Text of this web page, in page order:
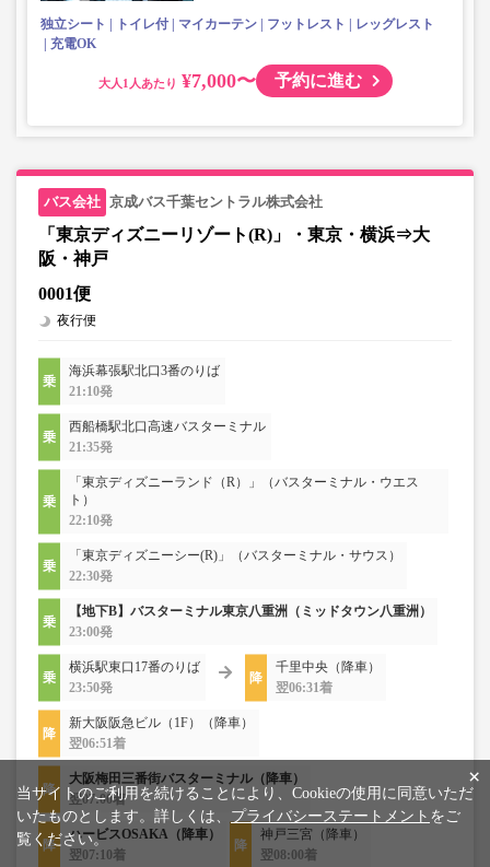
独立シート トイレ付 マイカーテン フットレスト
レッグレスト
充電OK
大人 ¥7,000〜 予約に進む
京成バス千葉セントラル株式会社
「東京ディズニーリゾート(R)」・東京・横浜⇒大
阪・神戸
0001便
夜行便
海浜幕張駅北口3番のりば
21:10発
西船橋駅北口高速バスターミナル
21:35発
「東京ディズニーランド（R）」（バスターミナル・ウエス
ト）
22:10発
「東京ディズニーシー(R)」（バスターミナル・サウス）
22:30発
【地下B】バスターミナル東京八重洲（ミッドタウン八重洲）
23:00発
横浜駅東口17番のりば
23:50発
千里中央（降車）
翌06:31着
新大阪阪急ビル（1F）（降車）
翌06:51着
大阪梅田三番街バスターミナル（降車）
翌07:00着
ハービスOSAKA（降車）
翌07:10着
神戸三宮（降車）
翌08:00着
×
当サイトのご利用を続けることにより、Cookieの使用に同意いただ
いたものとします。詳しくは、 プライバシーステートメント をご
覧ください。